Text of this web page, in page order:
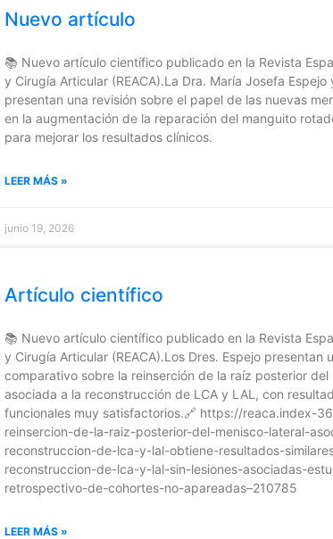
Nuevo artículo
📚 Nuevo artículo científico publicado en la Revista
y Cirugía Articular (REACA).La Dra. María Josefa
presentan una revisión sobre el papel de las nuevas
en la augmentación de la reparación del manguito
para mejorar los resultados clínicos.
LEER MÁS »
junio 19, 2026
Artículo científico
📚 Nuevo artículo científico publicado en la Revista
y Cirugía Articular (REACA).Los Dres. Espejo presentan
comparativo sobre la reinserción de la raíz posterior del
asociada a la reconstrucción de LCA y LAL, con
funcionales muy satisfactorios.🔗 https://reaca.index-
reinsercion-de-la-raiz-posterior-del-menisco-lateral-
reconstruccion-de-lca-y-lal-obtiene-resultados-
reconstruccion-de-lca-y-lal-sin-lesiones-asociadas-
retrospectivo-de-cohortes-no-apareadas–210785
LEER MÁS »